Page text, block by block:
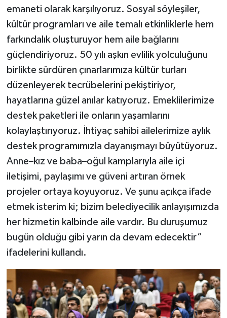
emaneti olarak karşılıyoruz. Sosyal söyleşiler,
kültür programları ve aile temalı etkinliklerle hem
farkındalık oluşturuyor hem aile bağlarını
güçlendiriyoruz. 50 yılı aşkın evlilik yolculuğunu
birlikte sürdüren çınarlarımıza kültür turları
düzenleyerek tecrübelerini pekiştiriyor,
hayatlarına güzel anılar katıyoruz. Emeklilerimize
destek paketleri ile onların yaşamlarını
kolaylaştırıyoruz. İhtiyaç sahibi ailelerimize aylık
destek programımızla dayanışmayı büyütüyoruz.
Anne–kız ve baba–oğul kamplarıyla aile içi
iletişimi, paylaşımı ve güveni artıran örnek
projeler ortaya koyuyoruz. Ve şunu açıkça ifade
etmek isterim ki; bizim belediyecilik anlayışımızda
her hizmetin kalbinde aile vardır. Bu duruşumuz
bugün olduğu gibi yarın da devam edecektir”
ifadelerini kullandı.